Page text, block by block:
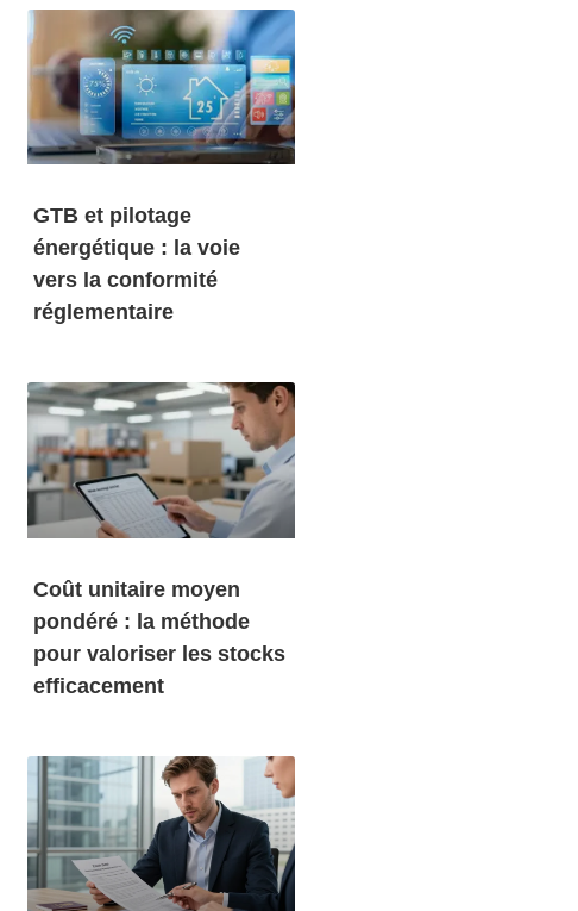
GTB et pilotage
énergétique : la voie
vers la conformité
réglementaire
Coût unitaire moyen
pondéré : la méthode
pour valoriser les stocks
efficacement